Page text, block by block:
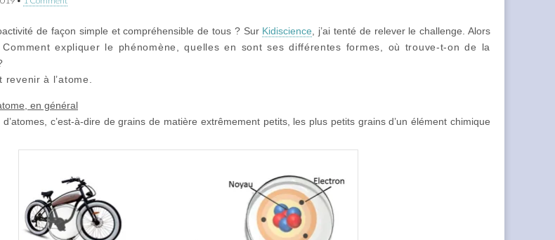
de façon simple et compréhensible de tous ? Sur Kidiscience, j’ai tenté de relever le challenge. Alors
expliquer le phénomène, quelles en sont ses différentes formes, où trouve-t-on de la
revenir à l’atome.
en général
c’est-à-dire de grains de matière extrêmement petits, les plus petits grains d’un élément chimique